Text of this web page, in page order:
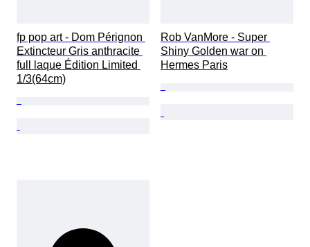
fp pop art - Dom Pérignon
Extincteur Gris anthracite
full laque Édition Limited
1/3(64cm)
Rob VanMore - Super
Shiny Golden war on
Hermes Paris